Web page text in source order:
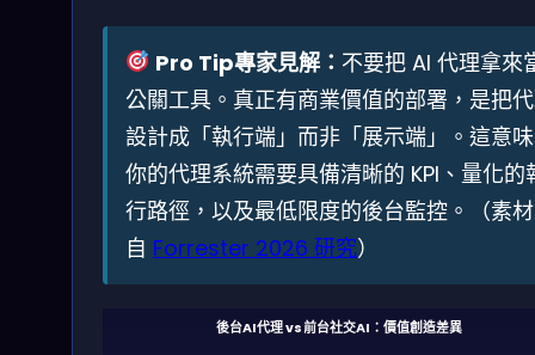
Pro Tip專家見解： 不要把 AI 代理拿來
公關工具。真正有商業價值的部署，是把
設計成「執行端」而非「展示端」。這意
你的代理系統需要具備清晰的 KPI、量化的
行路徑，以及最低限度的後台監控。（素
自 Forrester 2026 研究）
後台AI代理 vs 前台社交AI：價值創造差異